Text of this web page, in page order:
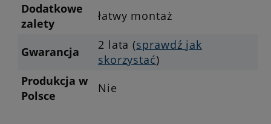
Dodatkowe
zalety
łatwy montaż
Gwarancja 2 lata (sprawdź jak
skorzystać)
Produkcja w
Polsce
Nie